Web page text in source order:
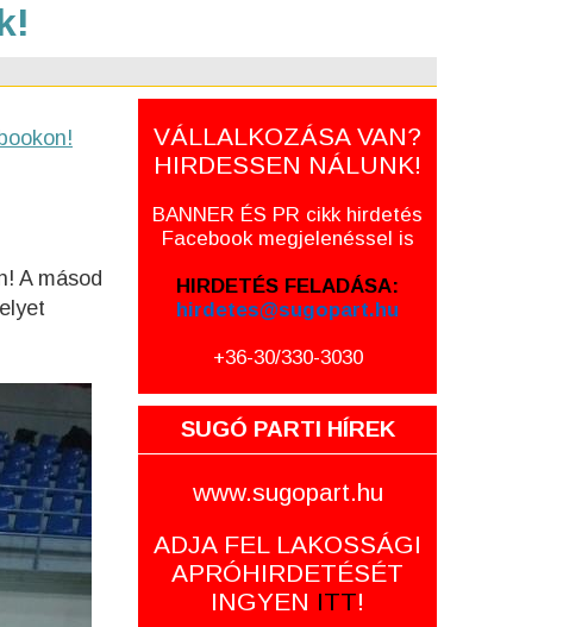
A másod
VÁLLALKOZÁSA VAN?
HIRDESSEN NÁLUNK!
BANNER ÉS PR cikk hirdetés
Facebook megjelenéssel is
HIRDETÉS FELADÁSA:
hirdetes@sugopart.hu
+36-30/330-3030
SUGÓ PARTI HÍREK
www.sugopart.hu
ADJA FEL LAKOSSÁGI
APRÓHIRDETÉSÉT
INGYEN ITT!